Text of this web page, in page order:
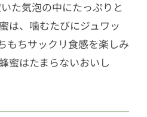
た気泡の中にたっぷりと
は、噛むたびにジュワッ
もちサックリ食感を楽しみ
蜜はたまらないおいし